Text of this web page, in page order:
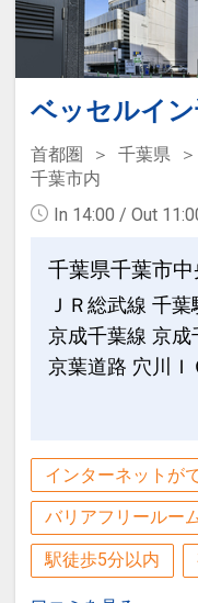
設定期間：
30日
インターネッ
17539263
ベッセルイ
首都圏 千葉県
千葉市内
In 14:00 / Out
千葉県千葉市
ＪＲ総武線 千
京成千葉線 京
京葉道路 穴川Ｉ
インターネットが
バリアフリールー
駅徒歩5分以内